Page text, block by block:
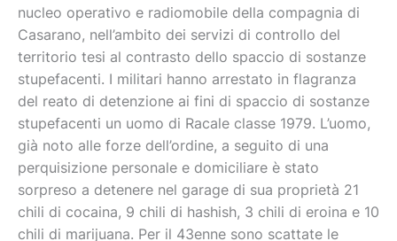
nucleo operativo e radiomobile della compagnia di
Casarano, nell’ambito dei servizi di controllo del
territorio tesi al contrasto dello spaccio di sostanze
stupefacenti. I militari hanno arrestato in flagranza
del reato di detenzione ai fini di spaccio di sostanze
stupefacenti un uomo di Racale classe 1979. L’uomo,
già noto alle forze dell’ordine, a seguito di una
perquisizione personale e domiciliare è stato
sorpreso a detenere nel garage di sua proprietà 21
chili di cocaina, 9 chili di hashish, 3 chili di eroina e 10
chili di marijuana. Per il 43enne sono scattate le